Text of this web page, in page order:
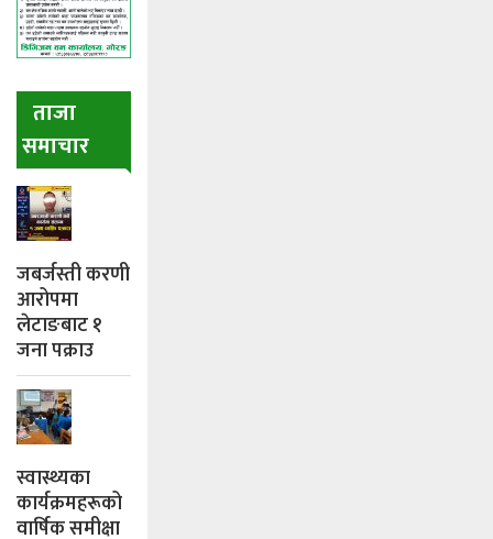
ताजा
समाचार
जबर्जस्ती करणी
आरोपमा
लेटाङबाट १
जना पक्राउ
स्वास्थ्यका
कार्यक्रमहरूको
वार्षिक समीक्षा